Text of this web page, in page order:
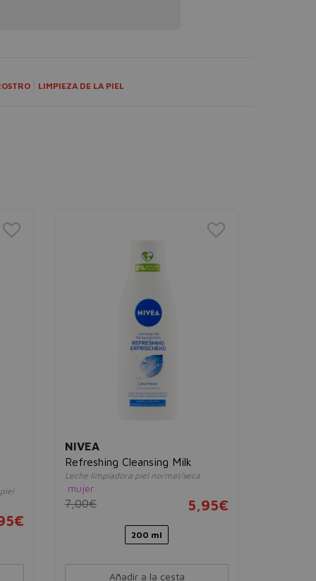
LIMPIEZA DE LA PIEL
NIVEA
Refreshing Cleansing Milk
Leche limpiadora piel normal/seca
mujer
7,00€ 5,95€
200 ml
Añadir a la cesta